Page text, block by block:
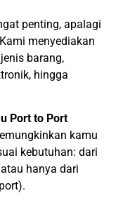
penting, apalagi
menyediakan
barang,
hingga
Port to Port
kamu
kebutuhan: dari
hanya dari